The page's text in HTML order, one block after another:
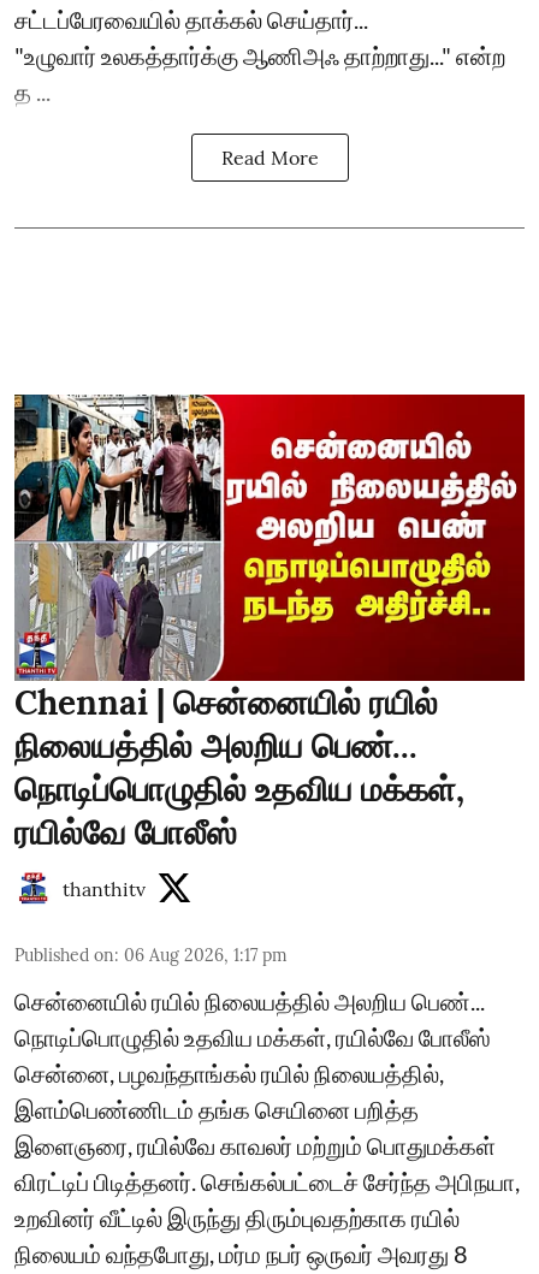
சட்டப்பேரவையில் தாக்கல் செய்தார்...
"உழுவார் உலகத்தார்க்கு ஆணிஅஃ தாற்றாது..." என்ற
த ...
Read More
Chennai | சென்னையில் ரயில்
நிலையத்தில் அலறிய பெண்...
நொடிப்பொழுதில் உதவிய மக்கள்,
ரயில்வே போலீஸ்
thanthitv
Published on: 06 Aug 2026, 1:17 pm
சென்னையில் ரயில் நிலையத்தில் அலறிய பெண்...
நொடிப்பொழுதில் உதவிய மக்கள், ரயில்வே போலீஸ்
சென்னை, பழவந்தாங்கல் ரயில் நிலையத்தில்,
இளம்பெண்ணிடம் தங்க செயினை பறித்த
இளைஞரை, ரயில்வே காவலர் மற்றும் பொதுமக்கள்
விரட்டிப் பிடித்தனர். செங்கல்பட்டைச் சேர்ந்த அபிநயா,
உறவினர் வீட்டில் இருந்து திரும்புவதற்காக ரயில்
நிலையம் வந்தபோது, மர்ம நபர் ஒருவர் அவரது 8